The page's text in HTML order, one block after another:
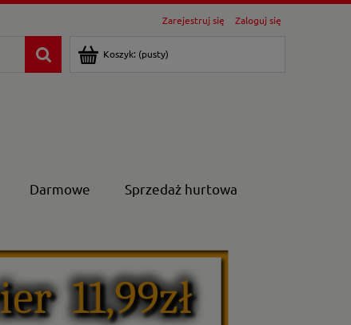
Zarejestruj się Zaloguj się
Koszyk: (pusty)
Darmowe Sprzedaż hurtowa